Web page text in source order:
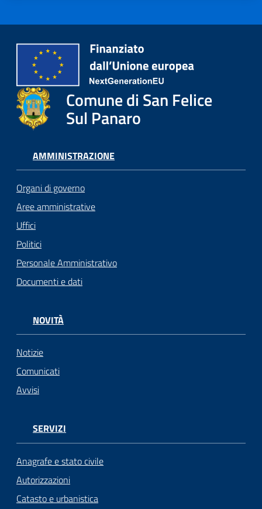
Comune di San Felice
Sul Panaro
AMMINISTRAZIONE
Organi di governo
Aree amministrative
Uffici
Politici
Personale Amministrativo
Documenti e dati
NOVITÀ
Notizie
Comunicati
Avvisi
SERVIZI
Anagrafe e stato civile
Autorizzazioni
Catasto e urbanistica